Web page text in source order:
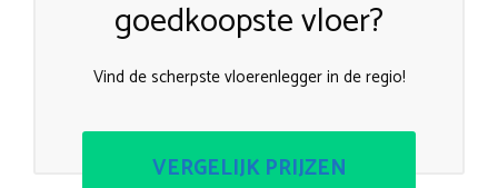
goedkoopste vloer?
Vind de scherpste vloerenlegger in de regio!
VERGELIJK PRIJZEN